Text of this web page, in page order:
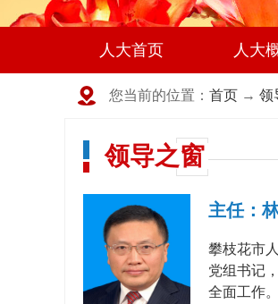
人大首页 人大
您当前的位置： 首页 → 领
领导之窗
主任：
攀枝花市
党组书记
全面工作。